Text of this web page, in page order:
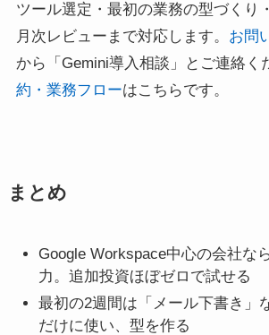
ツール選定・最初の業務の型づくり
月次レビューまで対応します。 お問
から「Gemini導入相談」とご連絡く
約・業務フローはこちらです。
まとめ
Google Workspace中心の会社な
力。追加投資ほぼゼロで試せる
最初の2週間は「メール下書き」
だけに使い、型を作る